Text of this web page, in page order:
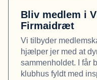
Bliv medlem i
Firmaidræt
Vi tilbyder
hjælper jer med at
sammenholdet. I får
klubhus fyldt med